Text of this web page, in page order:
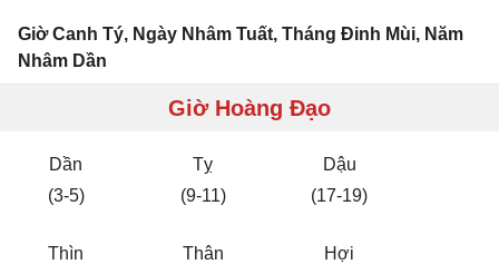
Giờ Canh Tý, Ngày Nhâm Tuất, Tháng Đinh Mùi, Năm
Nhâm Dần
Giờ Hoàng Đạo
Dần
(3-5)
Tỵ
(9-11)
Dậu
(17-19)
Thìn
Thân
Hợi